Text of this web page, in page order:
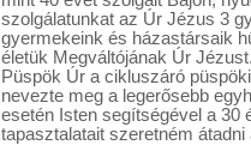
szolgálatunkat az Úr Jézus 3
gyermekeink és házastársaik
életük Megváltójának Úr
Püspök Úr a cikluszáró
nevezte meg a legerősebb
esetén Isten segítségével a 30
tapasztalatait szeretném